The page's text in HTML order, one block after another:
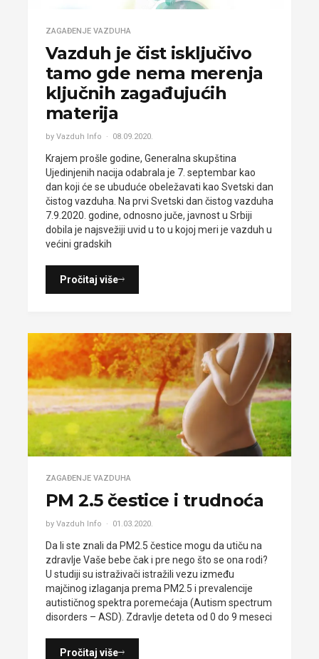
ZAGAĐENJE VAZDUHA
Vazduh je čist isključivo
tamo gde nema merenja
ključnih zagađujućih
materija
by Vazduh Info 08.09.2020.
Krajem prošle godine, Generalna skupština
Ujedinjenih nacija odabrala je 7. septembar kao
dan koji će se ubuduće obeležavati kao Svetski dan
čistog vazduha. Na prvi Svetski dan čistog vazduha
7.9.2020. godine, odnosno juče, javnost u Srbiji
dobila je najsvežiji uvid u to u kojoj meri je vazduh u
većini gradskih
Pročitaj više
ZAGAĐENJE VAZDUHA
PM 2.5 čestice i trudnoća
by Vazduh Info 01.03.2020.
Da li ste znali da PM2.5 čestice mogu da utiču na
zdravlje Vaše bebe čak i pre nego što se ona rodi?
U studiji su istraživači istražili vezu između
majčinog izlaganja prema PM2.5 i prevalencije
autističnog spektra poremećaja (Autism spectrum
disorders – ASD). Zdravlje deteta od 0 do 9 meseci
Pročitaj više